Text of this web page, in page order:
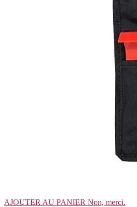
AJOUTER AU PANIER Non, merci.